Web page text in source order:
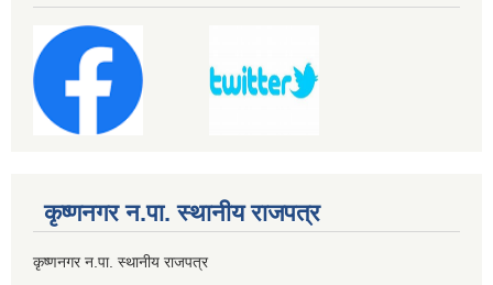
कृष्णनगर न.पा. स्थानीय राजपत्र
कृष्णनगर न.पा. स्थानीय राजपत्र